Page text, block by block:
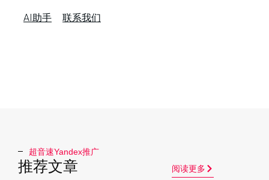
AI助手 联系我们
超音速Yandex推广​
推荐文章 阅读更多